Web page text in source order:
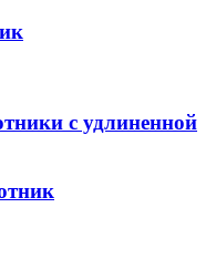
с удлиненной